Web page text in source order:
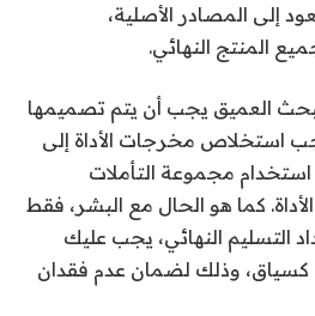
إلى المصادر الأصلية،
المنتج النهائي.
العميق يجب أن يتم تصميمها
استخلاص مخرجات الأداة إلى
مجموعة التأملات
كما هو الحال مع البشر، فقط
التسليم النهائي، يجب عليك
كسياق، وذلك لضمان عدم فقدان